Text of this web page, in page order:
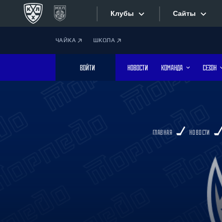
Клубы
Дивизион Боброва
Лада
Торпедо
Сайты
Текстовые
Фотобанк
ЧАЙКА ШКОЛА
ВОЙТИ НОВОСТИ КОМАНДА СЕЗОН
ГЛАВНАЯ НОВОСТИ